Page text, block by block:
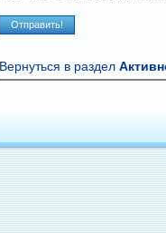
Вернуться в раздел